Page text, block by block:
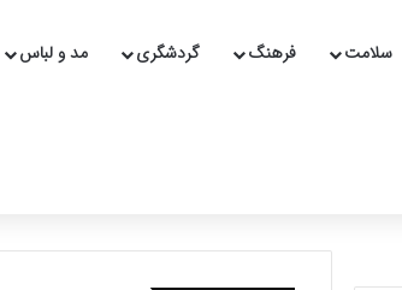
سلامت فرهنگ گردشگری مد و لباس